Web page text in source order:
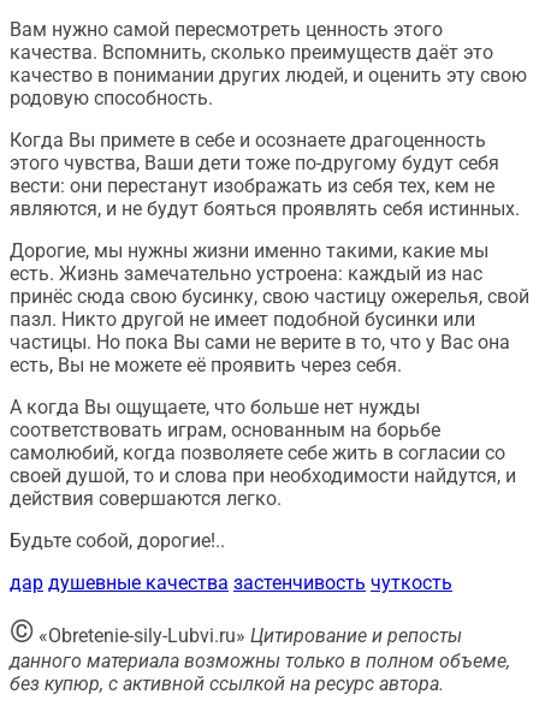
Вам нужно самой пересмотреть ценность этого
качества. Вспомнить, сколько преимуществ даёт это
качество в понимании других людей, и оценить эту свою
родовую способность.
Когда Вы примете в себе и осознаете драгоценность
этого чувства, Ваши дети тоже по-другому будут себя
вести: они перестанут изображать из себя тех, кем не
являются, и не будут бояться проявлять себя истинных.
Дорогие, мы нужны жизни именно такими, какие мы
есть. Жизнь замечательно устроена: каждый из нас
принёс сюда свою бусинку, свою частицу ожерелья, свой
пазл. Никто другой не имеет подобной бусинки или
частицы. Но пока Вы сами не верите в то, что у Вас она
есть, Вы не можете её проявить через себя.
А когда Вы ощущаете, что больше нет нужды
соответствовать играм, основанным на борьбе
самолюбий, когда позволяете себе жить в согласии со
своей душой, то и слова при необходимости найдутся, и
действия совершаются легко.
Будьте собой, дорогие!..
дар душевные качества застенчивость чуткость
© «Obretenie-sily-Lubvi.ru» Цитирование и репосты
данного материала возможны только в полном объеме,
без купюр, с активной ссылкой на ресурс автора.